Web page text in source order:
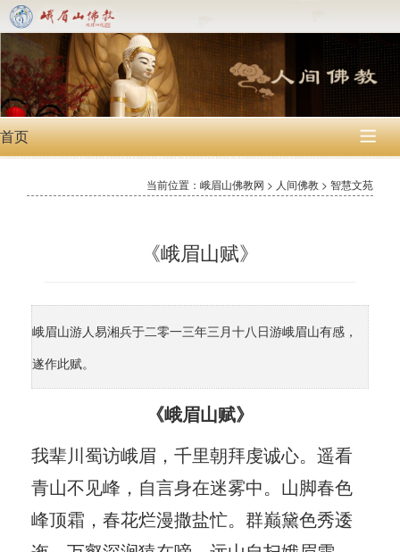
首页 
当前位置：峨眉山佛教网 > 人间佛教 > 智慧文苑
《峨眉山赋》
峨眉山游人易湘兵于二零一三年三月十八日游峨眉山有感，
遂作此赋。
《峨眉山赋》
我辈川蜀访峨眉，千里朝拜虔诚心。遥看
青山不见峰，自言身在迷雾中。山脚春色
峰顶霜，春花烂漫撒盐忙。群巅黛色秀逶